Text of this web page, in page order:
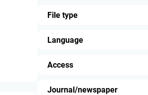
File type
Language
Access
Journal/newspaper